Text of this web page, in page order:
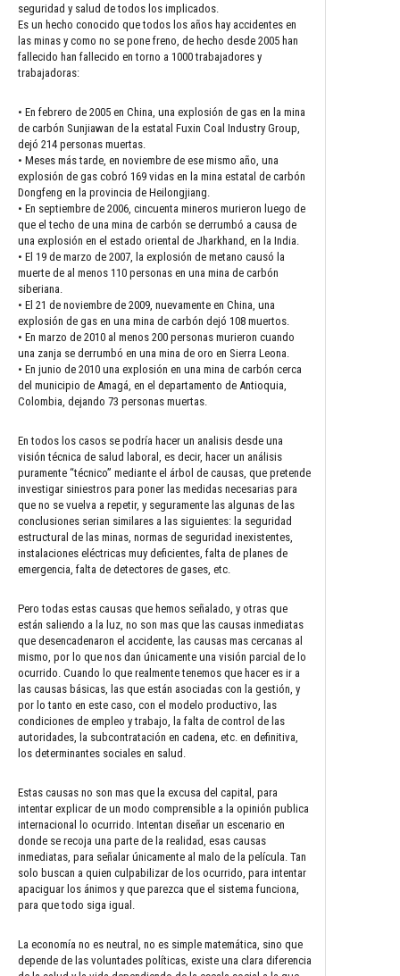
seguridad y salud de todos los implicados.
Es un hecho conocido que todos los años hay accidentes en
las minas y como no se pone freno, de hecho desde 2005 han
fallecido han fallecido en torno a 1000 trabajadores y
trabajadoras:
• En febrero de 2005 en China, una explosión de gas en la mina
de carbón Sunjiawan de la estatal Fuxin Coal Industry Group,
dejó 214 personas muertas.
• Meses más tarde, en noviembre de ese mismo año, una
explosión de gas cobró 169 vidas en la mina estatal de carbón
Dongfeng en la provincia de Heilongjiang.
• En septiembre de 2006, cincuenta mineros murieron luego de
que el techo de una mina de carbón se derrumbó a causa de
una explosión en el estado oriental de Jharkhand, en la India.
• El 19 de marzo de 2007, la explosión de metano causó la
muerte de al menos 110 personas en una mina de carbón
siberiana.
• El 21 de noviembre de 2009, nuevamente en China, una
explosión de gas en una mina de carbón dejó 108 muertos.
• En marzo de 2010 al menos 200 personas murieron cuando
una zanja se derrumbó en una mina de oro en Sierra Leona.
• En junio de 2010 una explosión en una mina de carbón cerca
del municipio de Amagá, en el departamento de Antioquia,
Colombia, dejando 73 personas muertas.
En todos los casos se podría hacer un analisis desde una
visión técnica de salud laboral, es decir, hacer un análisis
puramente “técnico” mediante el árbol de causas, que pretende
investigar siniestros para poner las medidas necesarias para
que no se vuelva a repetir, y seguramente las algunas de las
conclusiones serian similares a las siguientes: la seguridad
estructural de las minas, normas de seguridad inexistentes,
instalaciones eléctricas muy deficientes, falta de planes de
emergencia, falta de detectores de gases, etc.
Pero todas estas causas que hemos señalado, y otras que
están saliendo a la luz, no son mas que las causas inmediatas
que desencadenaron el accidente, las causas mas cercanas al
mismo, por lo que nos dan únicamente una visión parcial de lo
ocurrido. Cuando lo que realmente tenemos que hacer es ir a
las causas básicas, las que están asociadas con la gestión, y
por lo tanto en este caso, con el modelo productivo, las
condiciones de empleo y trabajo, la falta de control de las
autoridades, la subcontratación en cadena, etc. en definitiva,
los determinantes sociales en salud.
Estas causas no son mas que la excusa del capital, para
intentar explicar de un modo comprensible a la opinión publica
internacional lo ocurrido. Intentan diseñar un escenario en
donde se recoja una parte de la realidad, esas causas
inmediatas, para señalar únicamente al malo de la película. Tan
solo buscan a quien culpabilizar de los ocurrido, para intentar
apaciguar los ánimos y que parezca que el sistema funciona,
para que todo siga igual.
La economía no es neutral, no es simple matemática, sino que
depende de las voluntades políticas, existe una clara diferencia